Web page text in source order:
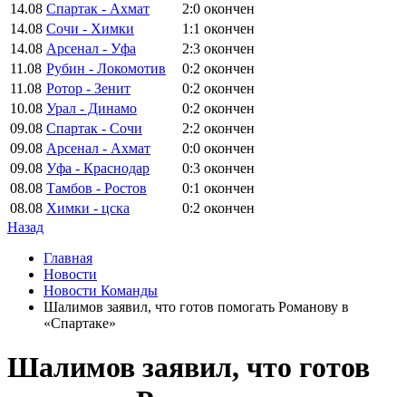
14.08 Спартак - Ахмат 2:0 окончен
14.08 Сочи - Химки 1:1 окончен
14.08 Арсенал - Уфа 2:3 окончен
11.08 Рубин - Локомотив 0:2 окончен
11.08 Ротор - Зенит 0:2 окончен
10.08 Урал - Динамо 0:2 окончен
09.08 Спартак - Сочи 2:2 окончен
09.08 Арсенал - Ахмат 0:0 окончен
09.08 Уфа - Краснодар 0:3 окончен
08.08 Тамбов - Ростов 0:1 окончен
08.08 Химки - цска 0:2 окончен
Назад
Главная
Новости
Новости Команды
Шалимов заявил, что готов помогать Романову в
«Спартаке»
Шалимов заявил, что готов